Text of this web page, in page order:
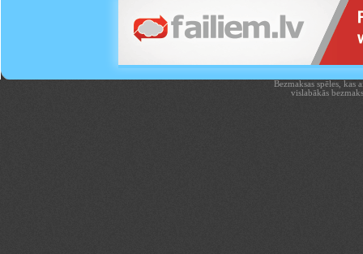
Bezmaksas spēles,
vislabākās